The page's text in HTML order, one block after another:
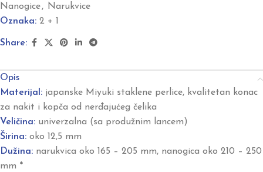
Nanogice,
Narukvice
Oznaka: 2 + 1
Share:
Opis
Materijal: japanske Miyuki staklene perlice, kvalitetan konac
za nakit i kopča od nerđajućeg čelika
Veličina: univerzalna (sa produžnim lancem)
Širina: oko 12,5 mm
Dužina: narukvica oko 165 – 205 mm, nanogica oko 210 – 250
mm *